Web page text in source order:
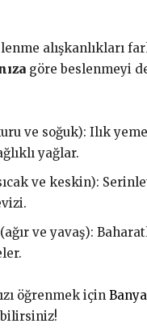
alışkanlıkları
göre beslenmeyi
ve soğuk): Ilık
yağlar.
ve keskin):
(ağır ve yavaş):
öğrenmek için